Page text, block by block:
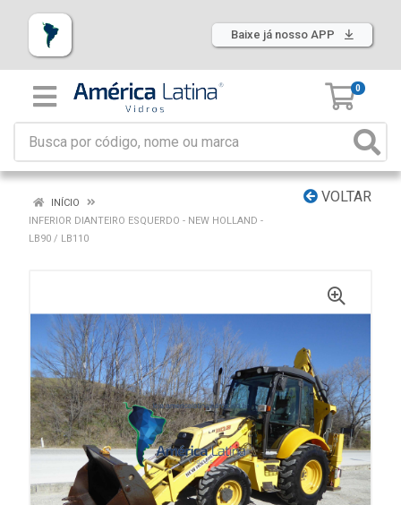
Baixe já nosso APP
0
VOLTAR
INÍCIO
INFERIOR DIANTEIRO ESQUERDO - NEW HOLLAND -
LB90 / LB110